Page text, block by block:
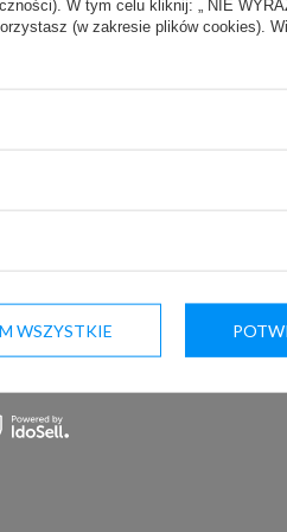
r. Nr 90 poz. 631).
W tym celu kliknij: „ NIE
(w zakresie plików cookies).
WSZYSTKIE